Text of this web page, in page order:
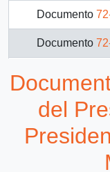
Documento 72-
Documento 72-
Documento 90-9-
del